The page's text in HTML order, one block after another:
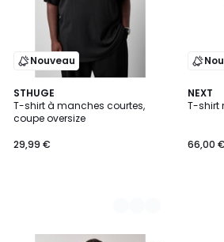
Nouveau
STHUGE
T-shirt à manches courtes,
coupe oversize
29,99 €
2
Couleurs
NEXT
T-shirt
66,00 €